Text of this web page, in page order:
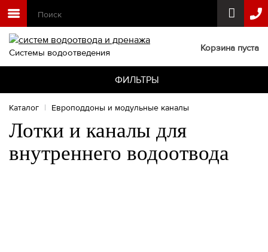
Системы водоотведения Корзина пуста
ФИЛЬТРЫ
Каталог | Европоддоны и модульные каналы
Лотки и каналы для
внутреннего водоотвода